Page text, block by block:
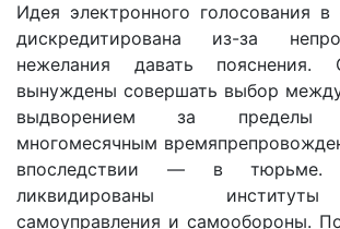
Идея электронного голосования
дискредитирована из-за
нежелания давать пояснения.
вынуждены совершать выбор
выдворением за
многомесячным
впоследствии — в тюрьме.
ликвидированы
самоуправления и самообороны.